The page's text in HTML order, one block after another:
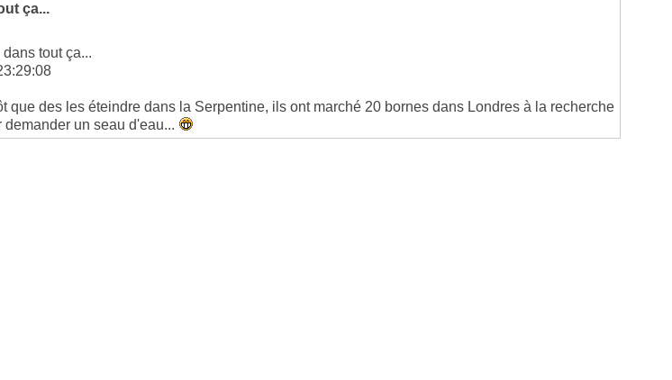
ça...
tout ça...
que des les éteindre dans la Serpentine, ils ont marché 20 bornes dans Londres à la recherche
un seau d'eau...